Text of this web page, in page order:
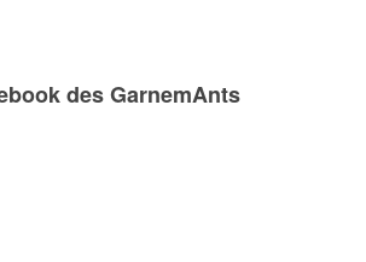
des GarnemAnts